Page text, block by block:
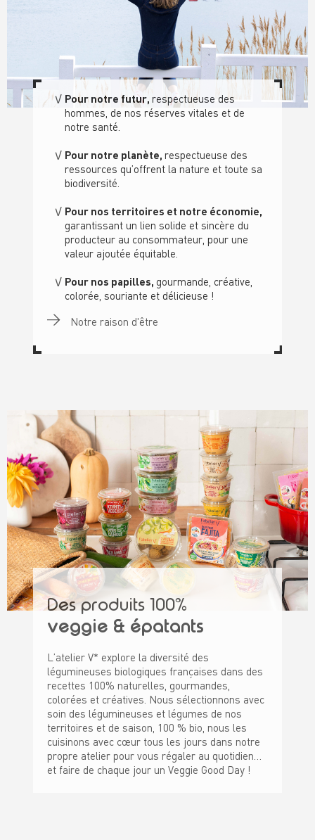
Pour notre futur,respectueuse des
hommes, de nos réserves vitales et de
notre santé.
Pour notre planète,respectueuse des
ressources qu’offrent la nature et toute sa
biodiversité.
Pour nos territoires et notre économie,
garantissant un lien solide et sincère du
producteur au consommateur, pour une
valeur ajoutée équitable.
Pour nos papilles, gourmande, créative,
colorée, souriante et délicieuse !
Notre raison d'être
Des produits 100%
veggie & épatants
L’atelier V* explore la diversité des
légumineuses biologiques françaises dans des
recettes 100% naturelles, gourmandes,
colorées et créatives. Nous sélectionnons avec
soin des légumineuses et légumes de nos
territoires et de saison, 100 % bio, nous les
cuisinons avec cœur tous les jours dans notre
propre atelier pour vous régaler au quotidien…
et faire de chaque jour un Veggie Good Day !